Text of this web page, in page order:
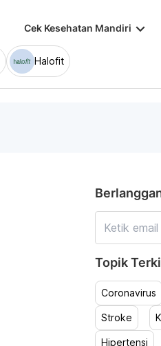
Cek Kesehatan Mandiri keyboard_arrow_down
Halofit
Topik
Coronavirus
Stroke
Hipertensi